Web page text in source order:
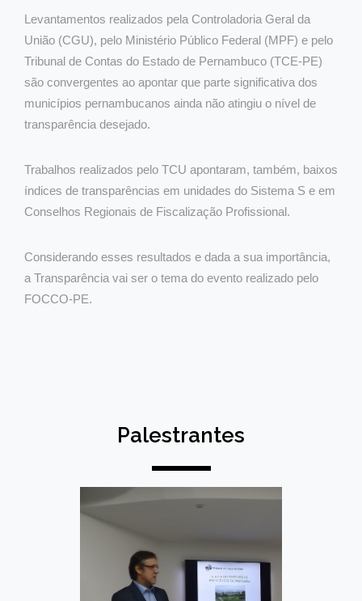
Levantamentos realizados pela Controladoria Geral da
União (CGU), pelo Ministério Público Federal (MPF) e pelo
Tribunal de Contas do Estado de Pernambuco (TCE-PE)
são convergentes ao apontar que parte significativa dos
municípios pernambucanos ainda não atingiu o nível de
transparência desejado.
Trabalhos realizados pelo TCU apontaram, também, baixos
índices de transparências em unidades do Sistema S e em
Conselhos Regionais de Fiscalização Profissional.
Considerando esses resultados e dada a sua importância,
a Transparência vai ser o tema do evento realizado pelo
FOCCO-PE.
Palestrantes